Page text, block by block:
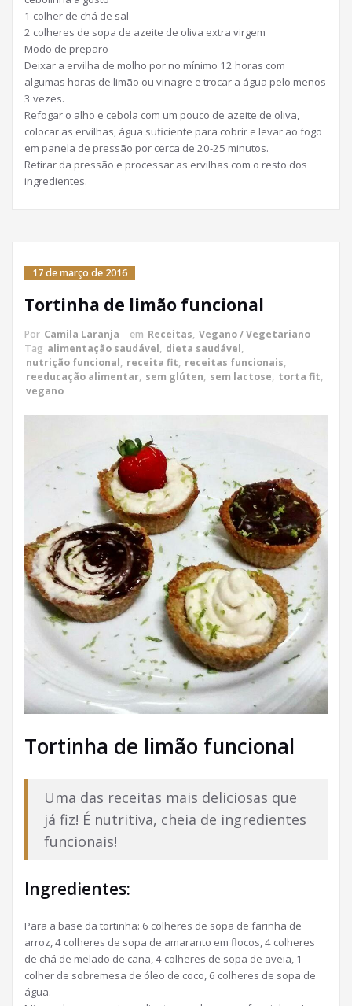
1 colher de chá de sal
2 colheres de sopa de azeite de oliva extra virgem
Modo de preparo
Deixar a ervilha de molho por no mínimo 12 horas com
algumas horas de limão ou vinagre e trocar a água pelo menos
3 vezes.
Refogar o alho e cebola com um pouco de azeite de oliva,
colocar as ervilhas, água suficiente para cobrir e levar ao fogo
em panela de pressão por cerca de 20-25 minutos.
Retirar da pressão e processar as ervilhas com o resto dos
ingredientes.
17 de março de 2016
Tortinha de limão funcional
Por Camila Laranja em Receitas, Vegano / Vegetariano
Tag alimentação saudável, dieta saudável,
nutrição funcional, receita fit, receitas funcionais,
reeducação alimentar, sem glúten, sem lactose, torta fit,
vegano
Tortinha de limão funcional
Uma das receitas mais deliciosas que
já fiz! É nutritiva, cheia de ingredientes
funcionais!
Ingredientes:
Para a base da tortinha: 6 colheres de sopa de farinha de
arroz, 4 colheres de sopa de amaranto em flocos, 4 colheres
de chá de melado de cana, 4 colheres de sopa de aveia, 1
colher de sobremesa de óleo de coco, 6 colheres de sopa de
água.